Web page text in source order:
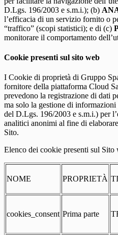
D.Lgs. 196/2003 e s.m.i.); (b)
l’efficacia di un servizio fornito o
“traffico” (scopi statistici); e di (c)
monitorare il comportamento
Cookie presenti sul sito web
I Cookie di proprietà di Gruppo
fornitore della piattaforma Cloud
prevedono la registrazione di dati
ma solo la gestione di
del D.Lgs. 196/2003 e s.m.i.) per
analitici anonimi al fine di
Sito.
Elenco dei cookie presenti sul Sito
NOME PROPRIETÀ
cookies_consent Prima parte